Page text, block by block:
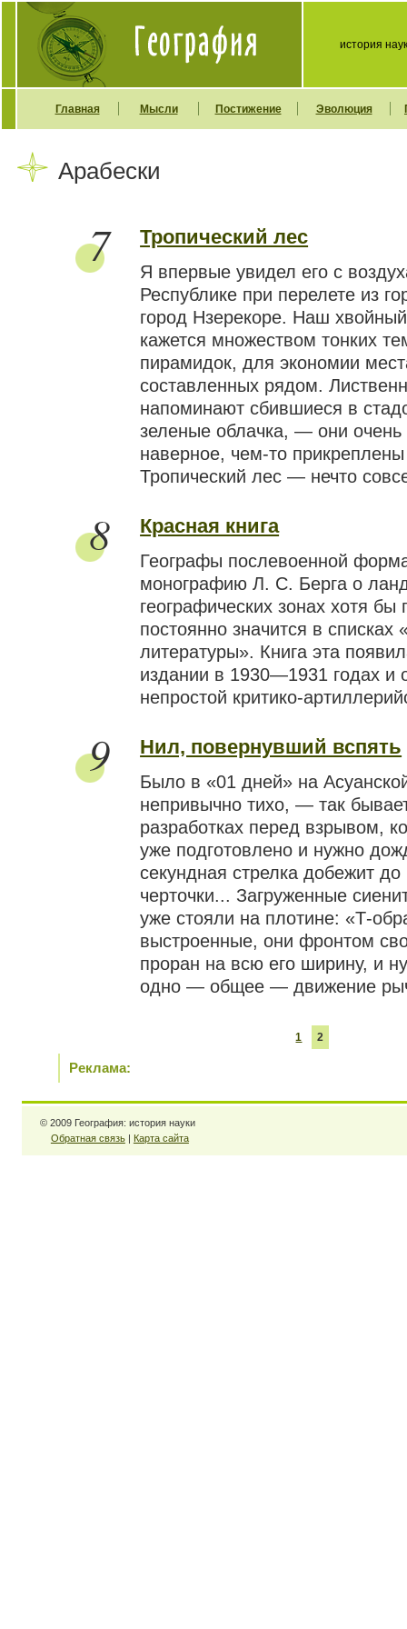
история
Главная Мысли Постижение Эволюция
Арабески
7 Тропический лес
Я впервые увидел его с
Республике при перелете из
город Нзерекоре. Наш
кажется множеством тонких
пирамидок, для экономии
составленных рядом.
напоминают сбившиеся в
зеленые облачка, — они очень
наверное, чем-то
Тропический лес — нечто
8 Красная книга
Географы послевоенной
монографию Л. С. Берга о
географических зонах хотя бы
постоянно значится в
литературы». Книга эта
издании в 1930—1931 годах и
непростой критико-
9 Нил, повернувший вспять
Было в «01 дней» на
непривычно тихо, — так
разработках перед взрывом,
уже подготовлено и нужно
секундная стрелка добежит
черточки... Загруженные
уже стояли на плотине: «Т-
выстроенные, они фронтом
проран на всю его ширину, и
одно — общее — движение
1 2
Реклама:
© 2009 География: история науки
Обратная связь| Карта сайта